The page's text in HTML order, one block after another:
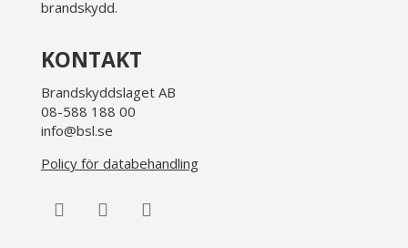
brandskydd.
KONTAKT
Brandskyddslaget AB
08-588 188 00
info@bsl.se
Policy för databehandling